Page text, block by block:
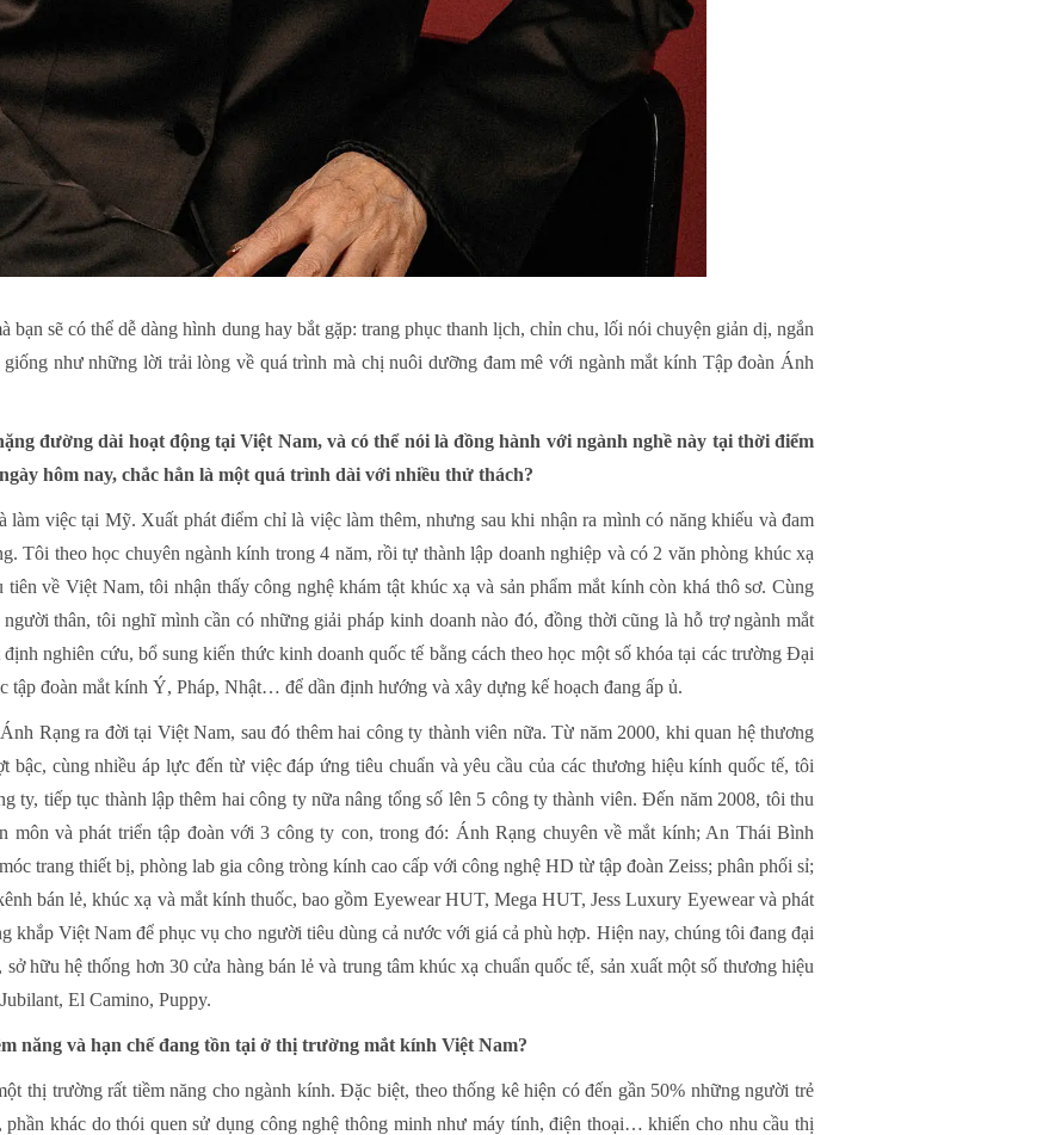
bạn sẽ có thể dễ dàng hình dung hay bắt gặp: trang phục thanh lịch, chỉn chu, lối nói chuyện giản dị, ngắn
như những lời trải lòng về quá trình mà chị nuôi dưỡng đam mê với ngành mắt kính Tập đoàn Ánh
đường dài hoạt động tại Việt Nam, và có thể nói là đồng hành với ngành nghề này tại thời điểm
hôm nay, chắc hẳn là một quá trình dài với nhiều thử thách?
việc tại Mỹ. Xuất phát điểm chỉ là việc làm thêm, nhưng sau khi nhận ra mình có năng khiếu và đam
Tôi theo học chuyên ngành kính trong 4 năm, rồi tự thành lập doanh nghiệp và có 2 văn phòng khúc xạ
về Việt Nam, tôi nhận thấy công nghệ khám tật khúc xạ và sản phẩm mắt kính còn khá thô sơ. Cùng
thân, tôi nghĩ mình cần có những giải pháp kinh doanh nào đó, đồng thời cũng là hỗ trợ ngành mắt
nghiên cứu, bổ sung kiến thức kinh doanh quốc tế bằng cách theo học một số khóa tại các trường Đại
tập đoàn mắt kính Ý, Pháp, Nhật… để dần định hướng và xây dựng kế hoạch đang ấp ủ.
Rạng ra đời tại Việt Nam, sau đó thêm hai công ty thành viên nữa. Từ năm 2000, khi quan hệ thương
cùng nhiều áp lực đến từ việc đáp ứng tiêu chuẩn và yêu cầu của các thương hiệu kính quốc tế, tôi
ty, tiếp tục thành lập thêm hai công ty nữa nâng tổng số lên 5 công ty thành viên. Đến năm 2008, tôi thu
môn và phát triển tập đoàn với 3 công ty con, trong đó: Ánh Rạng chuyên về mắt kính; An Thái Bình
trang thiết bị, phòng lab gia công tròng kính cao cấp với công nghệ HD từ tập đoàn Zeiss; phân phối sỉ;
bán lẻ, khúc xạ và mắt kính thuốc, bao gồm Eyewear HUT, Mega HUT, Jess Luxury Eyewear và phát
khắp Việt Nam để phục vụ cho người tiêu dùng cả nước với giá cả phù hợp. Hiện nay, chúng tôi đang đại
hữu hệ thống hơn 30 cửa hàng bán lẻ và trung tâm khúc xạ chuẩn quốc tế, sản xuất một số thương hiệu
El Camino, Puppy.
năng và hạn chế đang tồn tại ở thị trường mắt kính Việt Nam?
thị trường rất tiềm năng cho ngành kính. Đặc biệt, theo thống kê hiện có đến gần 50% những người trẻ
khác do thói quen sử dụng công nghệ thông minh như máy tính, điện thoại… khiến cho nhu cầu thị